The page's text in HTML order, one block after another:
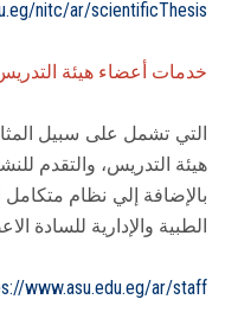
nitc/ar/scientificThesis
خدمات أعضاء هيئة
التي تشمل على سبيل
هيئة التدريس، والتقدم
بالإضافة إلي نظام
الطبية والإدارية للسادة
www.asu.edu.eg/ar/staff